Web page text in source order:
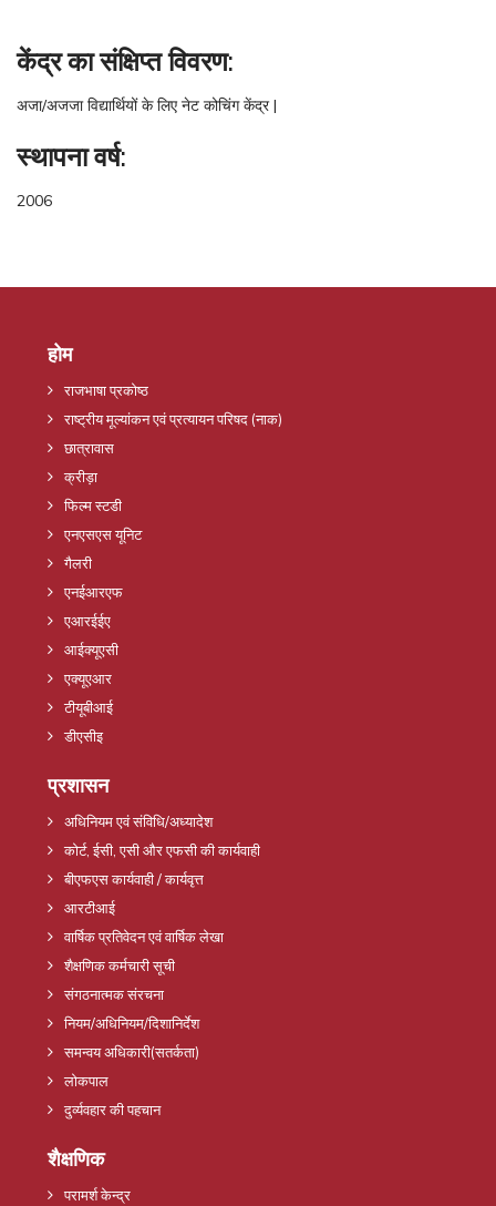
केंद्र का संक्षिप्त विवरण:
अजा/अजजा विद्यार्थियों के लिए नेट कोचिंग केंद्र |
स्थापना वर्ष:
2006
होम
राजभाषा प्रकोष्ठ
राष्ट्रीय मूल्यांकन एवं प्रत्यायन परिषद (नाक)
छात्रावास
क्रीड़ा
फिल्म स्टडी
एनएसएस यूनिट
गैलरी
एनईआरएफ
एआरईईए
आईक्यूएसी
एक्यूएआर
टीयूबीआई
डीएसीइ
प्रशासन
अधिनियम एवं संविधि/अध्यादेश
कोर्ट, ईसी, एसी और एफसी की कार्यवाही
बीएफएस कार्यवाही / कार्यवृत्त
आरटीआई
वार्षिक प्रतिवेदन एवं वार्षिक लेखा
शैक्षणिक कर्मचारी सूची
संगठनात्मक संरचना
नियम/अधिनियम/दिशानिर्देश
समन्वय अधिकारी(सतर्कता)
लोकपाल
दुर्व्यवहार की पहचान
शैक्षणिक
परामर्श केन्द्र